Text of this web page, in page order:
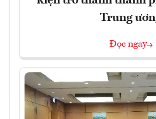
Trung
Đọc ngay